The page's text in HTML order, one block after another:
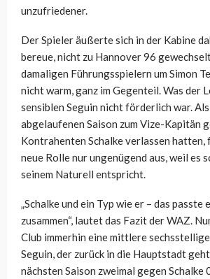
unzufriedener.
Der Spieler äußerte sich in der Kabine
bereue, nicht zu Hannover 96
damaligen Führungsspielern um Simon
nicht warm, ganz im Gegenteil. Was der
sensiblen Seguin nicht förderlich war.
abgelaufenen Saison zum Vize-Kapitän
Kontrahenten Schalke verlassen hatten,
neue Rolle nur ungenügend aus, weil es
seinem Naturell entspricht.
„Schalke und ein Typ wie er – das passte
zusammen“, lautet das Fazit der WAZ.
Club immerhin eine mittlere
Seguin, der zurück in die Hauptstadt
nächsten Saison zweimal gegen Schalke